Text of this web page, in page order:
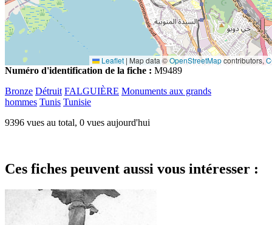
Leaflet | Map data ©OpenStreetMapcontributors,
Numéro d'identification de la fiche : M9489
Bronze Détruit FALGUIÈRE Monuments aux grands
hommes Tunis Tunisie
9396 vues au total, 0 vues aujourd'hui
Ces fiches peuvent aussi vous intéresser :